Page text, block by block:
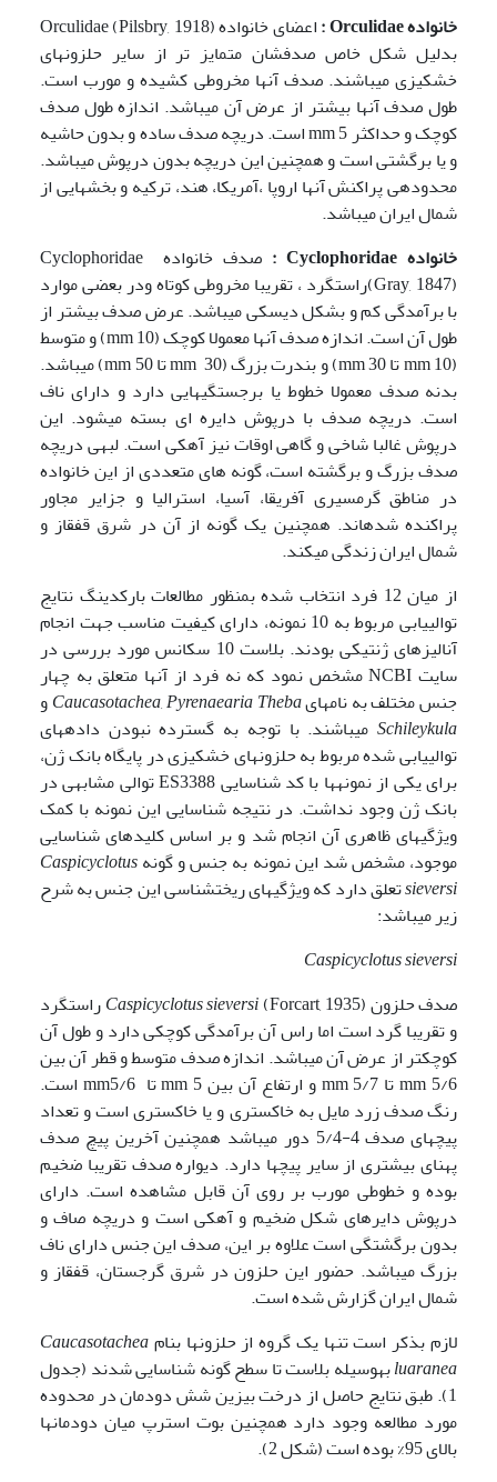
خانوادهOrculidae
:
اعضای خانواده Orculidae (Pilsbry, 1918)
بدلیل شکل خاص صدفشان متمایز تر از سایر حلزون­های
خشکی­زی می­باشند. صدف آن­ها مخروطی کشیده و مورب است.
طول صدف آن­ها بیشتر از عرض آن می­باشد. اندازه طول صدف
کوچک و حداکثر mm 5 است. دریچه صدف ساده و بدون حاشیه
و یا برگشتی است و همچنین این دریچه بدون درپوش می­باشد.
محدوده­ی پراکنش آن­ها اروپا ،آمریکا، هند، ترکیه و بخش­هایی از
شمال ایران می­باشد.
خانواده Cyclophoridae
:
صدف خانواده Cyclophoridae
(Gray, 1847)راستگرد ، تقریبا مخروطی کوتاه ودر بعضی موارد‌
با برآمدگی کم و بشکل دیسکی می­باشد. عرض صدف بیشتر از
طول آن است. اندازه صدف آن­ها معمولا کوچک (mm 10) و متوسط
(mm‌ 10 تا mm 30) و بندرت بزرگ (mm 30 تا mm 50) می­باشد.
بدنه ‌صدف معمولا خطوط یا برجستگی­هایی دارد و دارای ناف
است. دریچه صدف با درپوش دایره ای بسته می­شود. این
درپوش غالبا شاخی و گاهی اوقات نیز آهکی است. لبه­ی دریچه
صدف بزرگ و برگشته است، گونه های متعددی ‌از این خانواده
در مناطق گرمسیری آفریقا، آسیا، استرالیا و جزایر مجاور
پراکنده شده­اند. همچنین یک گونه از آن در شرق قفقاز و
شمال ایران زندگی می­کند.
از میان 12 فرد انتخاب شده بمنظور مطالعات بارکدینگ نتایج
توالی­یابی مربوط به 10 نمونه، دارای کیفیت مناسب جهت انجام
آنالیزهای ژنتیکی بودند. بلاست 10 سکانس مورد بررسی در
سایت NCBI مشخص نمود که نه فرد از آن­ها متعلق به چهار
جنس مختلف به نام­های
Caucasotachea,PyrenaeariaTheba
و
Schileykulaمیباشند. با توجه به گسترده نبودن داده­های
توالی­یابی شده مربوط به حلزون­های خشکی­زی در پایگاه بانک ژن،
برای یکی از نمونه­ها با کد شناسایی ES3388 توالی مشابهی در
بانک ژن وجود نداشت. در نتیجه شناسایی این نمونه با کمک
ویژگی­های ظاهری آن انجام شد و بر اساس کلیدهای شناسایی
موجود، مشخص شد این نمونه به جنس و گونهCaspicyclotus
sieversiتعلق دارد که ویژگی­های ریخت­شناسی این جنس به شرح
زیر می­باشد:
Caspicyclotus sieversi
صدف حلزون (Forcart, 1935)
Caspicyclotus sieversiراستگرد
و تقریبا گرد است اما راس آن برآمدگی کوچکی دارد و طول آن
کوچک­تر از عرض آن می­باشد. اندازه صدف متوسط و قطر آن بین
mm 5/6 تا mm 5/7 و ارتفاع آن بین mm 5 تا mm5/6 است.
رنگ صدف زرد مایل به خاکستری و یا خاکستری است و تعداد
پیچ­های صدف 4-5/4 دور می­باشد همچنین آخرین پیچ صدف
پهنای بیشتری از سایر پیچ­ها دارد. دیواره صدف تقریبا ضخیم
بوده و خطوطی مورب بر روی آن قابل مشاهده است. دارای
درپوش دایره­ای شکل ضخیم و آهکی است و دریچه صاف و
بدون برگشتگی است علاوه بر این، صدف این جنس دارای ناف
بزرگ می­باشد. حضور این حلزون در شرق گرجستان،‌ قفقاز و
شمال ایران گزارش شده است.
لازم بذکر است تنها یک گروه از حلزون­ها بنامCaucasotachea
luaraneaبه­وسیله بلاست تا سطح گونه شناسایی شدند (جدول
1). طبق نتایج حاصل از درخت بیزین شش دودمان در محدوده
مورد مطالعه وجود دارد همچنین بوت استرپ میان دودمان­ها
بالای 95% بوده است (شکل 2).